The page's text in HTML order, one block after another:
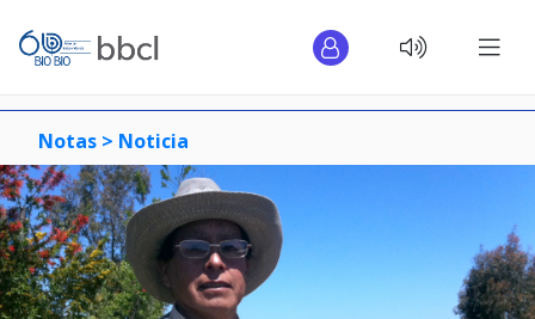
Notas > Noticia